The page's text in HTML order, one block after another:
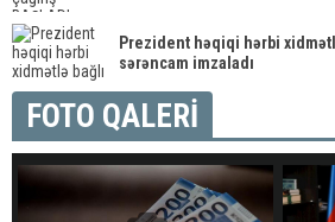
Prezident həqiqi hərbi
sərəncam imzaladı
FOTO QALERİ